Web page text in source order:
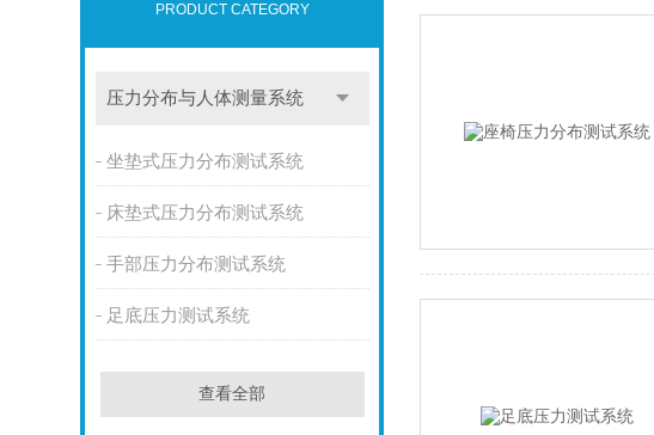
PRODUCT CATEGORY
压力分布与人体测量系统
坐垫式压力分布测试系统
床垫式压力分布测试系统
手部压力分布测试系统
足底压力测试系统
查看全部